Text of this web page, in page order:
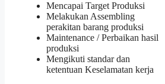
Mencapai Target Produksi
Melakukan Assembling
perakitan barang produksi
Maintenance / Perbaikan hasil
produksi
Mengikuti standar dan
ketentuan Keselamatan kerja